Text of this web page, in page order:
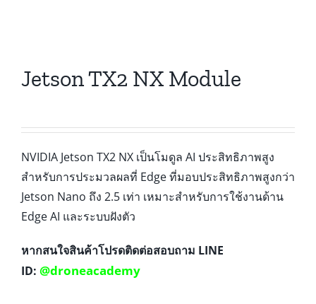
Jetson TX2 NX Module
NVIDIA Jetson TX2 NX เป็นโมดูล AI ประสิทธิภาพสูง
สำหรับการประมวลผลที่ Edge ที่มอบประสิทธิภาพสูงกว่า
Jetson Nano ถึง 2.5 เท่า เหมาะสำหรับการใช้งานด้าน
Edge AI และระบบฝังตัว
หากสนใจสินค้าโปรดติดต่อสอบถาม LINE
ID: @droneacademy